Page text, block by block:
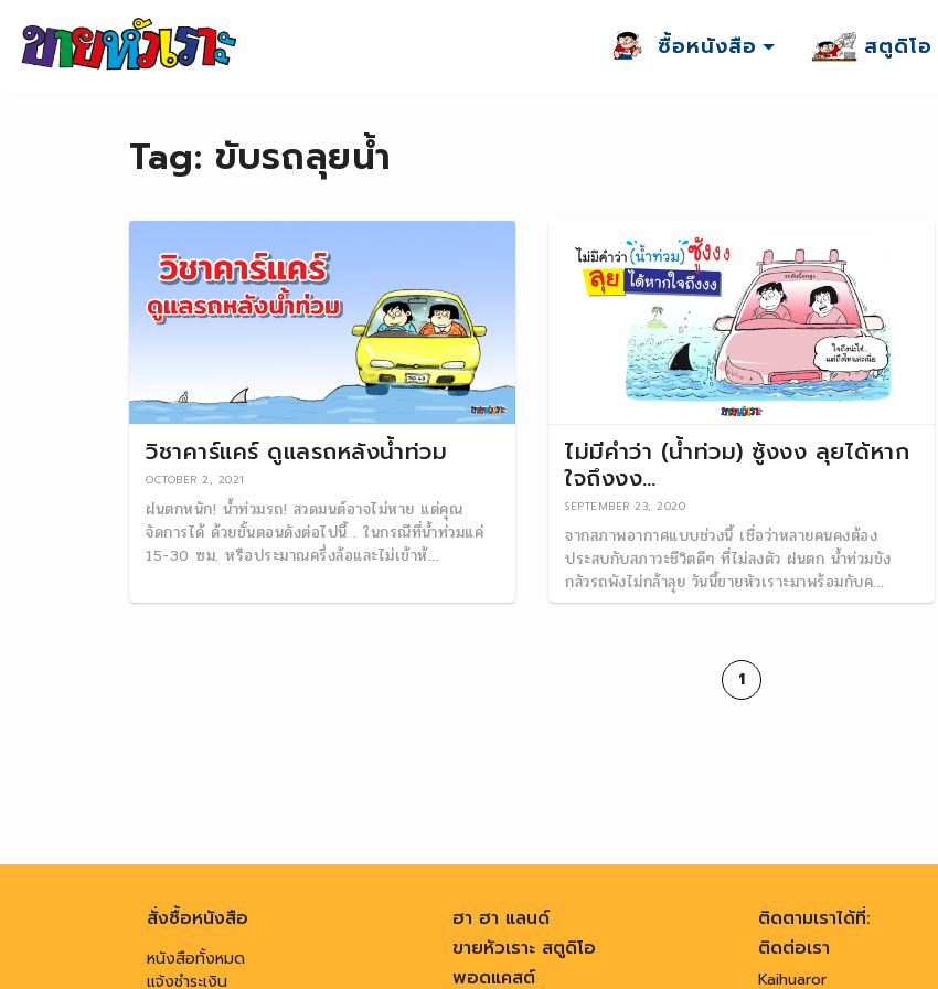
Skip to content
ซื้อหนังสือ สตูดิโอ
Tag: ขับรถลุยน้ำ
วิชาคาร์แคร์ ดูแลรถหลังน้ำท่วม
OCTOBER 2, 2021
ฝนตกหนัก! น้ำท่วมรถ! สวดมนต์อาจไม่หาย แต่คุณ
จัดการได้ ด้วยขั้นตอนดังต่อไปนี้ . ในกรณีที่น้ำท่วมแค่
15-30 ซม. หรือประมาณครึ่งล้อและไม่เข้าห้...
ไม่มีคำว่า (น้ำท่วม) ซู้งงง ลุยได้หาก
ใจถึงงง…
SEPTEMBER 23, 2020
จากสภาพอากาศแบบช่วงนี้ เชื่อว่าหลายคนคงต้อง
ประสบกับสภาวะชีวิตดีๆ ที่ไม่ลงตัว ฝนตก น้ำท่วมขัง
กลัวรถพังไม่กล้าลุย วันนี้ขายหัวเราะมาพร้อมกับค...
1
สั่งซื้อหนังสือ
หนังสือทั้งหมด
แจ้งชำระเงิน
ฮา ฮา แลนด์
ขายหัวเราะ สตูดิโอ
พอดแคสต์
ติดตามเราได้ที่:
ติดต่อเรา
Kaihuaror